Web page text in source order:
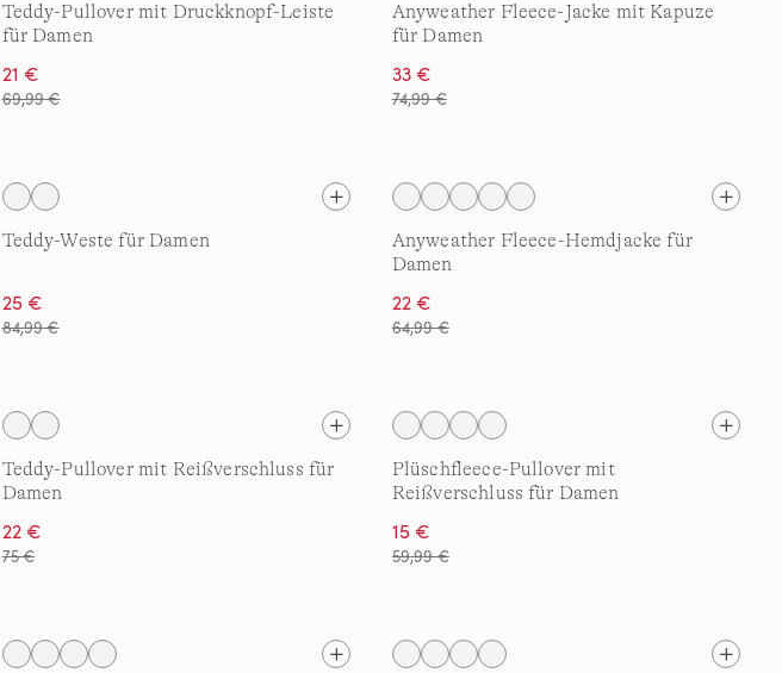
Teddy-Pullover mit Druckknopf-Leiste
für Damen
21 €
69,99 €
Anyweather Fleece-Jacke mit Kapuze
für Damen
33 €
74,99 €
Teddy-Weste für Damen
25 €
84,99 €
Anyweather Fleece-Hemdjacke für
Damen
22 €
64,99 €
Teddy-Pullover mit Reißverschluss für
Damen
22 €
75 €
Plüschfleece-Pullover mit
Reißverschluss für Damen
15 €
59,99 €